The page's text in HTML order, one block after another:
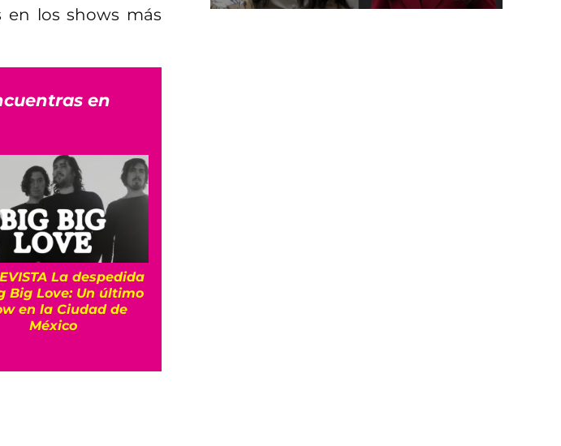
los shows más
en
La despedida
Big Love: Un último
en la Ciudad de
México